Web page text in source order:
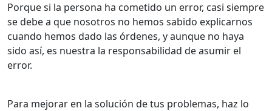
Porque si la persona ha cometido un error, casi siempre
se debe a que nosotros no hemos sabido explicarnos
cuando hemos dado las órdenes, y aunque no haya
sido así, es nuestra la responsabilidad de asumir el
error.
Para mejorar en la solución de tus problemas, haz lo